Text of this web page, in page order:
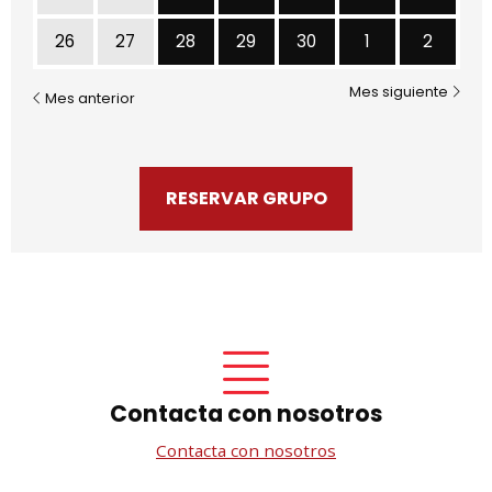
26 27 28 Miércoles 28 de Abril
29 Jueves 29 de Abril
30 Viernes 30 de Abril
1Sábado 1 de
2
Mes anterior Mes siguiente
RESERVAR GRUPO
Contacta con nosotros
Contacta con nosotros